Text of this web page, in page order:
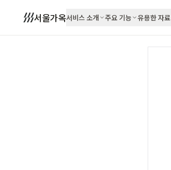
서울가옥서비스 소개 주요 기능 유용한 자료